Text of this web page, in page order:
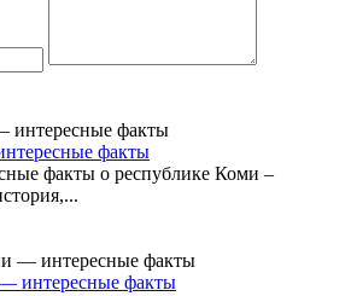
факты
факты о республике Коми –
интересные факты